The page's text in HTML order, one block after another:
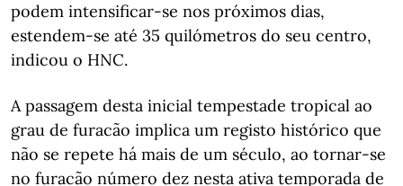
podem intensificar-se nos próximos dias,
estendem-se até 35 quilómetros do seu centro,
indicou o HNC.
A passagem desta inicial tempestade tropical ao
grau de furacão implica um registo histórico que
não se repete há mais de um século, ao tornar-se
no furacão número dez nesta ativa temporada de